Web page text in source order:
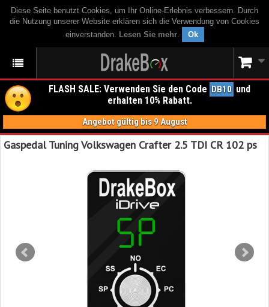
Diese Seite benutzt Cookies, um Ihr Online-Erlebnis verbessern. Durch
die Nutzung unserer Website erklären sich die Verwendung von Cookies
einverstanden. Lesen Sie mehr. Ok
FLASH SALE: Verwenden Sie den Code DB10 und
erhalten 10% Rabatt.
Angebot gültig bis 9 August
Gaspedal Tuning Volkswagen Crafter 2.5 TDI CR 102 ps